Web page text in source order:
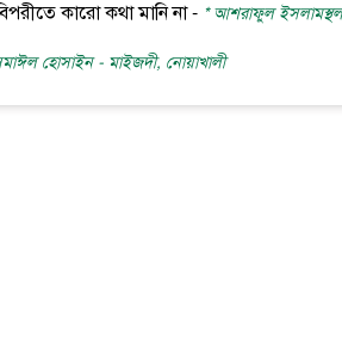
কারো কথা মানি না - * আশরাফুল
হোসাইন - মাইজদী, নোয়াখালী